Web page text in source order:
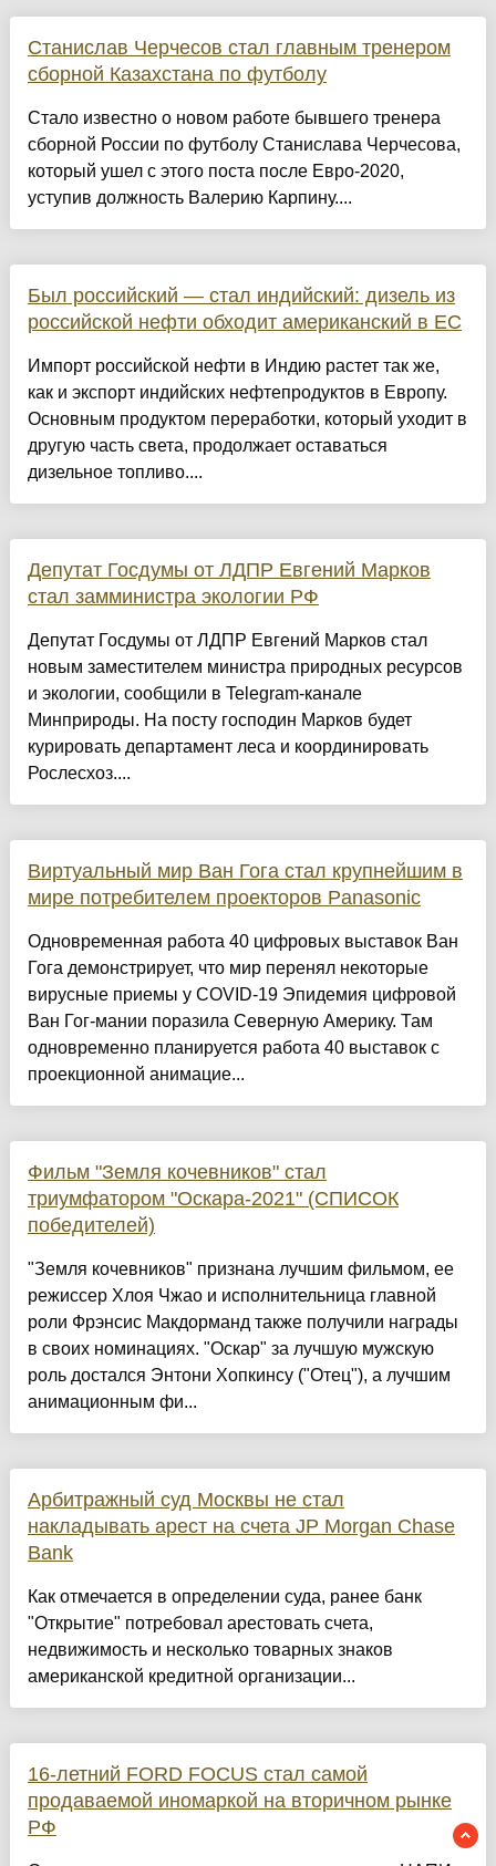
Станислав Черчесов стал главным тренером
сборной Казахстана по футболу
Стало известно о новом работе бывшего тренера
сборной России по футболу Станислава Черчесова,
который ушел с этого поста после Евро-2020,
уступив должность Валерию Карпину....
Был российский — стал индийский: дизель из
российской нефти обходит американский в ЕС
Импорт российской нефти в Индию растет так же,
как и экспорт индийских нефтепродуктов в Европу.
Основным продуктом переработки, который уходит в
другую часть света, продолжает оставаться
дизельное топливо....
Депутат Госдумы от ЛДПР Евгений Марков
стал замминистра экологии РФ
Депутат Госдумы от ЛДПР Евгений Марков стал
новым заместителем министра природных ресурсов
и экологии, сообщили в Telegram-канале
Минприроды. На посту господин Марков будет
курировать департамент леса и координировать
Рослесхоз....
Виртуальный мир Ван Гога стал крупнейшим в
мире потребителем проекторов Panasonic
Одновременная работа 40 цифровых выставок Ван
Гога демонстрирует, что мир перенял некоторые
вирусные приемы у COVID-19 Эпидемия цифровой
Ван Гог-мании поразила Северную Америку. Там
одновременно планируется работа 40 выставок с
проекционной анимацие...
Фильм "Земля кочевников" стал
триумфатором "Оскара-2021" (СПИСОК
победителей)
"Земля кочевников" признана лучшим фильмом, ее
режиссер Хлоя Чжао и исполнительница главной
роли Фрэнсис Макдорманд также получили награды
в своих номинациях. "Оскар" за лучшую мужскую
роль достался Энтони Хопкинсу ("Отец"), а лучшим
анимационным фи...
Арбитражный суд Москвы не стал
накладывать арест на счета JP Morgan Chase
Bank
Как отмечается в определении суда, ранее банк
"Открытие" потребовал арестовать счета,
недвижимость и несколько товарных знаков
американской кредитной организации...
16-летний FORD FOCUS стал самой
продаваемой иномаркой на вторичном рынке
РФ